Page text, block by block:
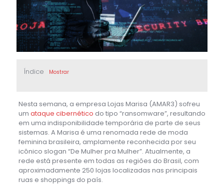
Índice Mostrar
Nesta semana, a empresa Lojas Marisa (AMAR3) sofreu
um ataque cibernético do tipo “ransomware”, resultando
em uma indisponibilidade temporária de parte de seus
sistemas. A Marisa é uma renomada rede de moda
feminina brasileira, amplamente reconhecida por seu
icônico slogan “De Mulher pra Mulher”. Atualmente, a
rede está presente em todas as regiões do Brasil, com
aproximadamente 250 lojas localizadas nas principais
ruas e shoppings do país.